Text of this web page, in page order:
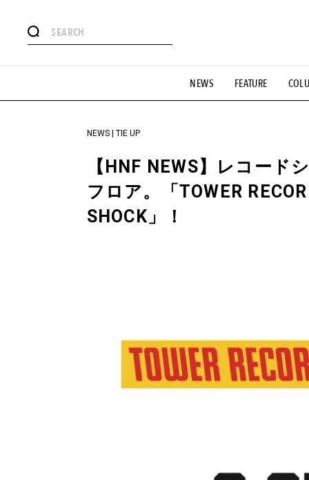
NEWS FEATURE
#憧れの逸品 #ESSENTIAL
#GH 銘品の所以 #フイナムのYouTube #Commune H
#HANDSOME HANDBOOK
NEWS | TIE UP
【HNF NEWS】レコード
フロア。「TOWER
SHOCK」！